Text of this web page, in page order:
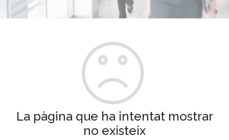
La pàgina que ha intentat mostrar
no existeix